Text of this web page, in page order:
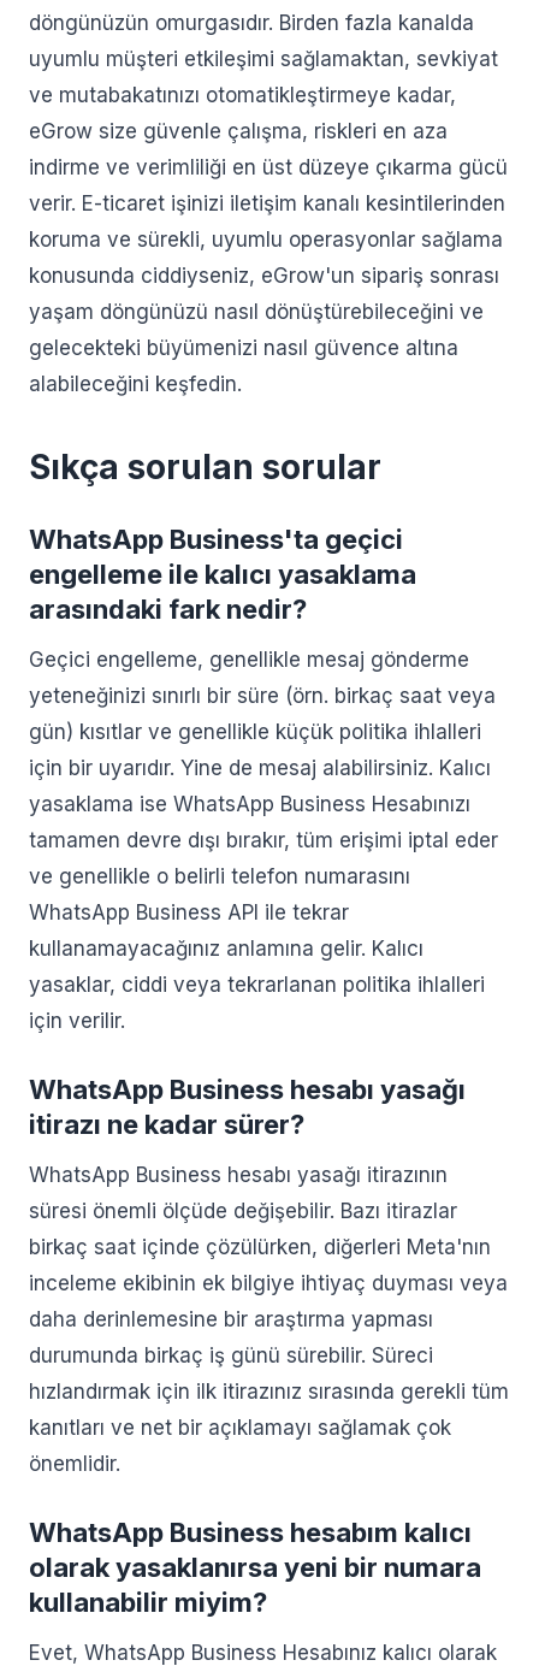
döngünüzün omurgasıdır. Birden fazla kanalda
uyumlu müşteri etkileşimi sağlamaktan, sevkiyat
ve mutabakatınızı otomatikleştirmeye kadar,
eGrow size güvenle çalışma, riskleri en aza
indirme ve verimliliği en üst düzeye çıkarma gücü
verir. E-ticaret işinizi iletişim kanalı kesintilerinden
koruma ve sürekli, uyumlu operasyonlar sağlama
konusunda ciddiyseniz, eGrow'un sipariş sonrası
yaşam döngünüzü nasıl dönüştürebileceğini ve
gelecekteki büyümenizi nasıl güvence altına
alabileceğini keşfedin.
Sıkça sorulan sorular
WhatsApp Business'ta geçici
engelleme ile kalıcı yasaklama
arasındaki fark nedir?
Geçici engelleme, genellikle mesaj gönderme
yeteneğinizi sınırlı bir süre (örn. birkaç saat veya
gün) kısıtlar ve genellikle küçük politika ihlalleri
için bir uyarıdır. Yine de mesaj alabilirsiniz. Kalıcı
yasaklama ise WhatsApp Business Hesabınızı
tamamen devre dışı bırakır, tüm erişimi iptal eder
ve genellikle o belirli telefon numarasını
WhatsApp Business API ile tekrar
kullanamayacağınız anlamına gelir. Kalıcı
yasaklar, ciddi veya tekrarlanan politika ihlalleri
için verilir.
WhatsApp Business hesabı yasağı
itirazı ne kadar sürer?
WhatsApp Business hesabı yasağı itirazının
süresi önemli ölçüde değişebilir. Bazı itirazlar
birkaç saat içinde çözülürken, diğerleri Meta'nın
inceleme ekibinin ek bilgiye ihtiyaç duyması veya
daha derinlemesine bir araştırma yapması
durumunda birkaç iş günü sürebilir. Süreci
hızlandırmak için ilk itirazınız sırasında gerekli tüm
kanıtları ve net bir açıklamayı sağlamak çok
önemlidir.
WhatsApp Business hesabım kalıcı
olarak yasaklanırsa yeni bir numara
kullanabilir miyim?
Evet, WhatsApp Business Hesabınız kalıcı olarak